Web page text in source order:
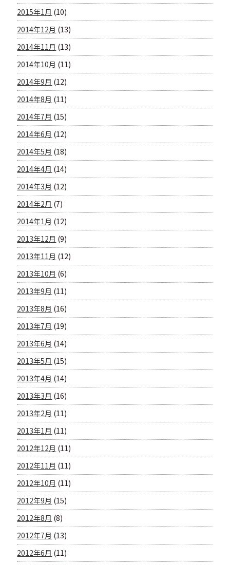
2015年1月 (10)
2014年12月 (13)
2014年11月 (13)
2014年10月 (11)
2014年9月 (12)
2014年8月 (11)
2014年7月 (15)
2014年6月 (12)
2014年5月 (18)
2014年4月 (14)
2014年3月 (12)
2014年2月 (7)
2014年1月 (12)
2013年12月 (9)
2013年11月 (12)
2013年10月 (6)
2013年9月 (11)
2013年8月 (16)
2013年7月 (19)
2013年6月 (14)
2013年5月 (15)
2013年4月 (14)
2013年3月 (16)
2013年2月 (11)
2013年1月 (11)
2012年12月 (11)
2012年11月 (11)
2012年10月 (11)
2012年9月 (15)
2012年8月 (8)
2012年7月 (13)
2012年6月 (11)